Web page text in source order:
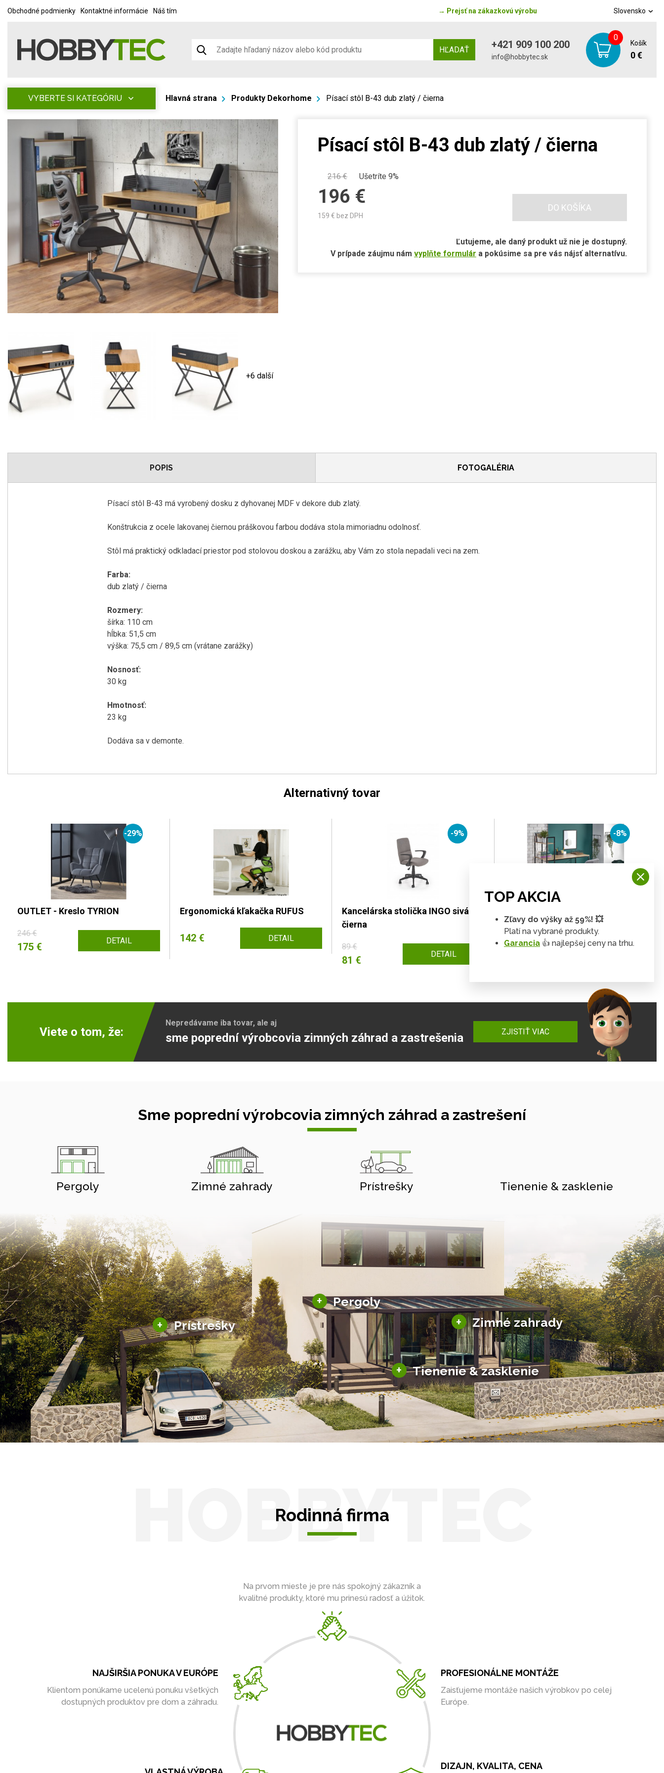
Obchodné podmienky Kontaktné informácie Náš tím → Prejsť na zákazkovú výrobu Slovensko
HĽADAŤ +421 909 100 200
info@hobbytec.sk
0
Košík
0 €
VYBERTE SI KATEGÓRIU Hlavná strana Produkty Dekorhome Písací stôl B-43 dub zlatý / čierna
+6 další
Písací stôl B-43 dub zlatý / čierna
216€ Ušetríte 9%
196 €
159 € bez DPH
DO KOŠÍKA
Ľutujeme, ale daný produkt už nie je dostupný.
V prípade záujmu nám vyplňte formulár a pokúsime sa pre vás nájsť alternatívu.
POPIS FOTOGALÉRIA
Písací stôl B-43 má vyrobený dosku z dyhovanej MDF v dekore dub zlatý.
Konštrukcia z ocele lakovanej čiernou práškovou farbou dodáva stola mimoriadnu odolnosť.
Stôl má praktický odkladací priestor pod stolovou doskou a zarážku, aby Vám zo stola nepadali veci na zem.
Farba:
dub zlatý / čierna
Rozmery:
šírka: 110 cm
hĺbka: 51,5 cm
výška: 75,5 cm / 89,5 cm (vrátane zarážky)
Nosnosť:
30 kg
Hmotnosť:
23 kg
Dodáva sa v demonte.
Alternativný tovar
-29%
OUTLET - Kreslo TYRION
246 €
175 € DETAIL
Ergonomická kľakačka RUFUS
142 € DETAIL
-9%
Kancelárska stolička INGO sivá /
čierna
89 €
81 € DETAIL
-8%
98 €
90 € DETAIL
Viete o tom, že:
Nepredávame iba tovar, ale aj
sme poprední výrobcovia zimných záhrad a zastrešenia ZJISTIŤ VIAC
Sme poprední výrobcovia zimných záhrad a zastrešení
Pergoly Zimné zahrady Prístrešky Tienenie & zasklenie
+ Pergoly
Hliníkové pergoly
Bioklimatické pergoly
Altány a zastrešenie
Solárne pergoly
+ Zimné zahrady
Sezónne zimné záhrady
Hliníkové zimné záhrady
Posuvné zimné záhrady
Solárne zimné záhrady
+ Prístrešky
Hliníkové prístrešky
Solárne prístrešky pre auto
+ Tienenie & zasklenie
Tienenie
Zasklenie
HOBBYTEC
Rodinná firma
Na prvom mieste je pre nás spokojný zákazník a
kvalitné produkty, ktoré mu prinesú radosť a úžitok.
PROFESIONÁLNE MONTÁŽE
Zaisťujeme montáže našich výrobkov po celej
Európe.
DIZAJN, KVALITA, CENA
NAJŠIRŠIA PONUKA V EURÓPE
Klientom ponúkame ucelenú ponuku všetkých
dostupných produktov pre dom a záhradu.
TOP AKCIA
Zľavy do výšky až 59%! 💥
Platí na vybrané produkty.
Garancia 👍 najlepšej ceny na trhu.